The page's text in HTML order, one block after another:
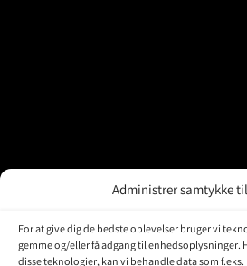
Administrer samtykke
For at give dig de bedste oplevelser bruger vi
gemme og/eller få adgang til enhedsoplysninger.
disse teknologier, kan vi behandle data som